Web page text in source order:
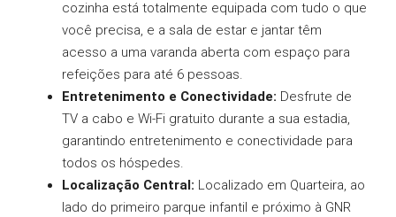
cozinha está totalmente equipada com tudo o que
você precisa, e a sala de estar e jantar têm
acesso a uma varanda aberta com espaço para
refeições para até 6 pessoas.
Entretenimento e Conectividade: Desfrute de
TV a cabo e Wi-Fi gratuito durante a sua estadia,
garantindo entretenimento e conectividade para
todos os hóspedes.
Localização Central: Localizado em Quarteira, ao
lado do primeiro parque infantil e próximo à GNR